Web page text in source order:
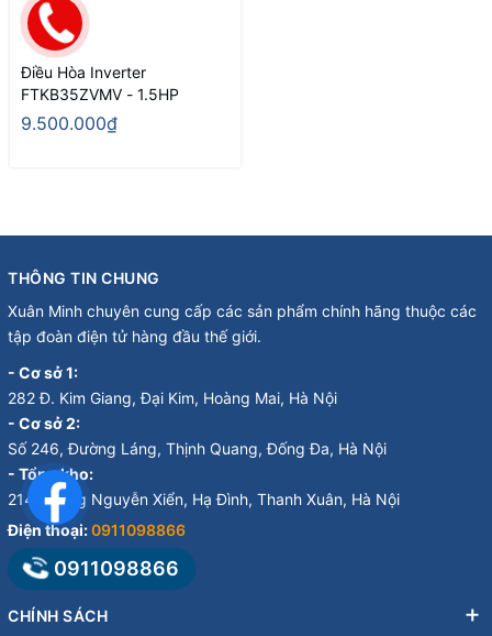
Điều Hòa Inverter
FTKB35ZVMV - 1.5HP
9.500.000₫
THÔNG TIN CHUNG
Xuân Minh chuyên cung cấp các sản phẩm chính hãng thuộc các
tập đoàn điện tử hàng đầu thế giới.
- Cơ sở 1:
282 Đ. Kim Giang, Đại Kim, Hoàng Mai, Hà Nội
- Cơ sở 2:
Số 246, Đường Láng, Thịnh Quang, Đống Đa, Hà Nội
- Tổng kho:
214 Đường Nguyễn Xiển, Hạ Đình, Thanh Xuân, Hà Nội
Điện thoại:0911098866
0911098866
CHÍNH SÁCH